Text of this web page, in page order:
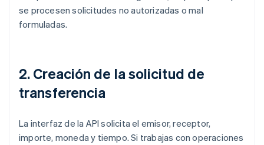
se procesen solicitudes no autorizadas o mal
formuladas.
2. Creación de la solicitud de
transferencia
La interfaz de la API solicita el emisor, receptor,
importe, moneda y tiempo. Si trabajas con operaciones